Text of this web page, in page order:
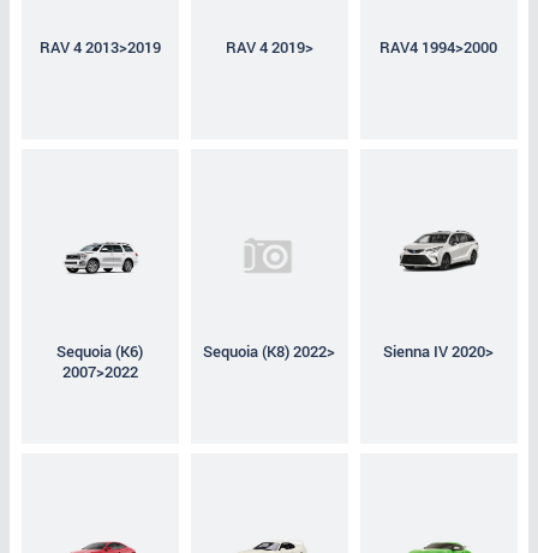
RAV 4 2013>2019 RAV 4 2019> RAV4 1994>2000
Sequoia (K6)
2007>2022
Sequoia (K8) 2022> Sienna IV 2020>